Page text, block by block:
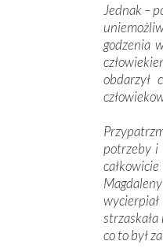
Jednak –
godzenia
obdarzył
potrzeby i
co to był